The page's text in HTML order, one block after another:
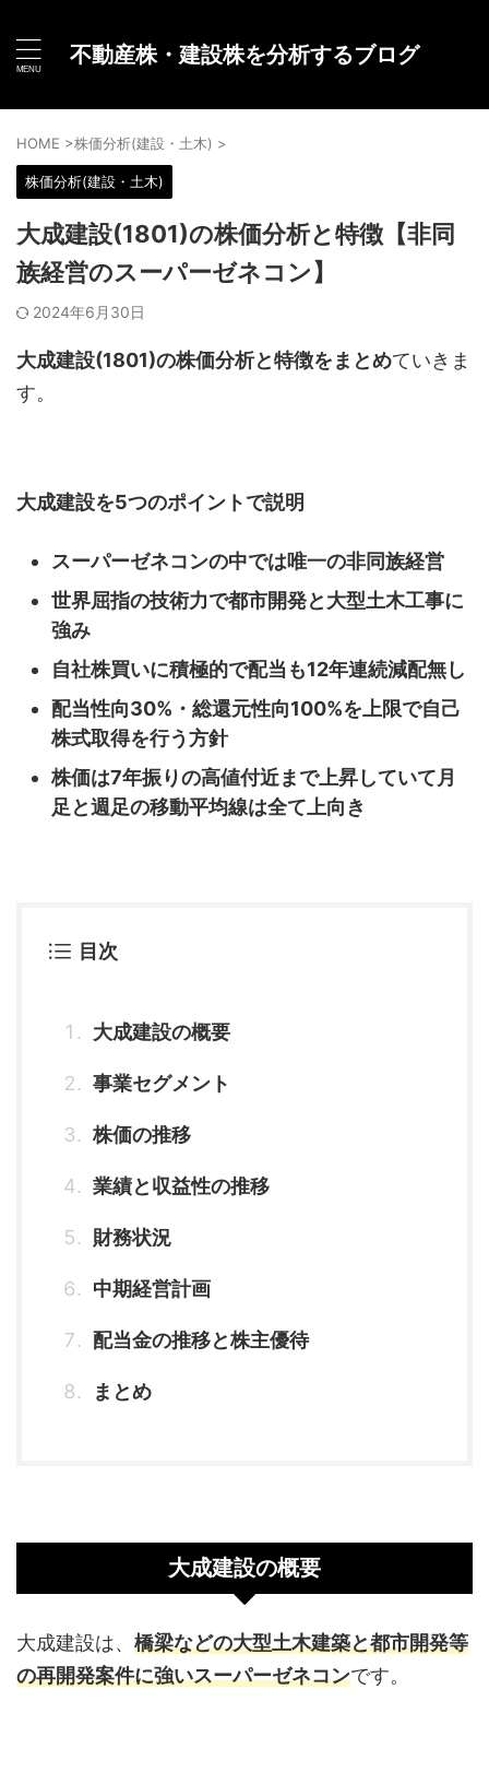
不動産株・建設株を分析するブログ
HOME >株価分析(建設・土木) >
株価分析(建設・土木)
大成建設(1801)の株価分析と特徴【非同
族経営のスーパーゼネコン】
2024年6月30日
大成建設(1801)の株価分析と特徴をまとめていきま
す。
大成建設を5つのポイントで説明
スーパーゼネコンの中では唯一の非同族経営
世界屈指の技術力で都市開発と大型土木工事に
強み
自社株買いに積極的で配当も12年連続減配無し
配当性向30%・総還元性向100%を上限で自己
株式取得を行う方針
株価は7年振りの高値付近まで上昇していて月
足と週足の移動平均線は全て上向き
目次
大成建設の概要
事業セグメント
株価の推移
業績と収益性の推移
財務状況
中期経営計画
配当金の推移と株主優待
まとめ
大成建設の概要
大成建設は、 橋梁などの大型土木建築と都市開発等
の再開発案件に強いスーパーゼネコンです。